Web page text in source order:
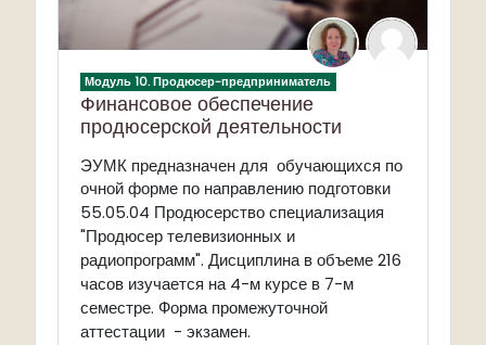
Модуль 10. Продюсер-предприниматель
Финансовое обеспечение
продюсерской деятельности
ЭУМК предназначен для обучающихся по
очной форме по направлению подготовки
55.05.04 Продюсерство специализация
"Продюсер телевизионных и
радиопрограмм". Дисциплина в объеме 216
часов изучается на 4-м курсе в 7-м
семестре. Форма промежуточной
аттестации - экзамен.